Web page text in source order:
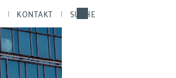
KONTAKT SUCHE